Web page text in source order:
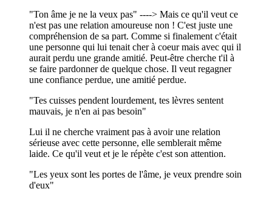
"Ton âme je ne la veux pas" ----> Mais ce qu'il veut ce
n'est pas une relation amoureuse non ! C'est juste une
compréhension de sa part. Comme si finalement c'était
une personne qui lui tenait cher à coeur mais avec qui il
aurait perdu une grande amitié. Peut-être cherche t'il à
se faire pardonner de quelque chose. Il veut regagner
une confiance perdue, une amitié perdue.
"Tes cuisses pendent lourdement, tes lèvres sentent
mauvais, je n'en ai pas besoin"
Lui il ne cherche vraiment pas à avoir une relation
sérieuse avec cette personne, elle semblerait même
laide. Ce qu'il veut et je le répète c'est son attention.
"Les yeux sont les portes de l'âme, je veux prendre soin
d'eux"